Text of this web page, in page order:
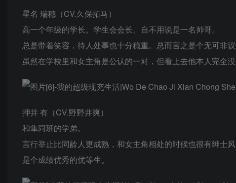
星名 瑞穗（CV.久保拓马）
高一个年级的学长。学生会会长。自不用说是一名帅哥。
总是带着笑容，待人处事也十分稳重。总而言之是个无可非
虽然在学校里和女主角是公认的一对，但看上去他本人完全没
押井 有（CV.野野井爽）
和隼同班的学弟。
言行举止比同龄人更成熟，和女主角相处的时候也很有绅士风
是个成绩优秀的优等生。